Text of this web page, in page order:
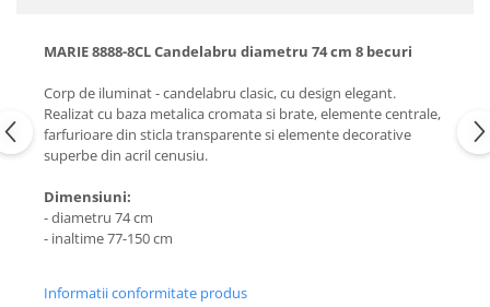
MARIE 8888-8CL Candelabru diametru 74 cm 8 becuri
Corp de iluminat - candelabru clasic, cu design elegant.
Realizat cu baza metalica cromata si brate, elemente centrale,
farfurioare din sticla transparente si elemente decorative
superbe din acril cenusiu.
Dimensiuni:
- diametru 74 cm
- inaltime 77-150 cm
Informatii conformitate produs